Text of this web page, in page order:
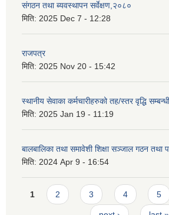
संगठन तथा ब्यवस्थापन सर्वेक्षण,२०८०
मिति: 2025 Dec 7 - 12:28
राजपत्र
मिति: 2025 Nov 20 - 15:42
स्थानीय सेवाका कर्मचारीहरुको तह/स्तर वृद्धि
मिति: 2025 Jan 19 - 11:19
बालबालिका तथा समावेशी शिक्षा सञ्जाल गठन तथा
मिति: 2024 Apr 9 - 16:54
Pages
1 2 3 4 5